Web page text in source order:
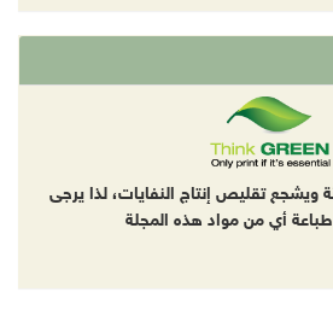
ويشجع تقليص إنتاج النفايات، لذا يرجى
طباعة أي من مواد هذه المجلة